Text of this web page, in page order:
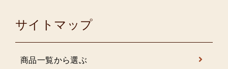
サイトマップ
商品一覧から選ぶ